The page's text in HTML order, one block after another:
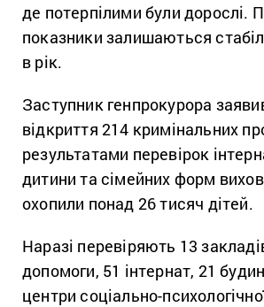
де потерпілими були дорослі.
показники залишаються
в рік.
Заступник генпрокурора
відкриття 214 кримінальних
результатами перевірок
дитини та сімейних форм
охопили понад 26 тисяч дітей.
Наразі перевіряють 13
допомоги, 51 інтернат, 21
центри соціально-